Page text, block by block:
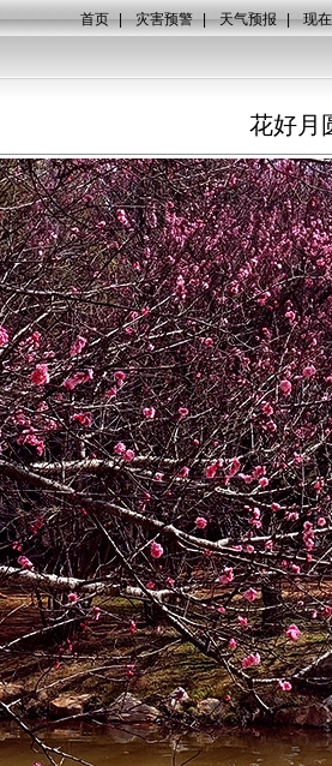
首页 | 灾害预警 | 天气预报 | 现
花好月